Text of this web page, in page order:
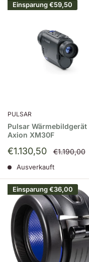
Einsparung€59,50
PULSAR
Pulsar Wärmebildgerät
Axion XM30F
Sonderpreis
€1.130,50 Normalpreis
€1.190,00
Ausverkauft
Einsparung€36,00